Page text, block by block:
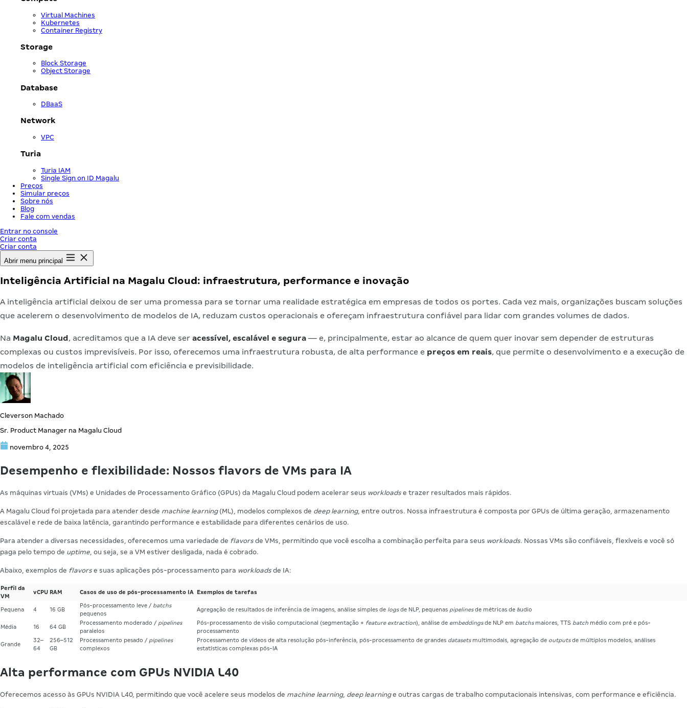
Virtual Machines
Kubernetes
Container Registry
Storage
Block Storage
Object Storage
Database
DBaaS
Network
VPC
Turia
Turia IAM
Single Sign on ID Magalu
Preços
Simular preços
Sobre nós
Blog
Fale com vendas
Entrar no console
Criar conta
Criar conta
Abrir menu principal
Inteligência Artificial na Magalu Cloud: infraestrutura, performance e inovação
A inteligência artificial deixou de ser uma promessa para se tornar uma realidade estratégica em empresas de todos os portes. Cada vez mais, organizações buscam soluções
que acelerem o desenvolvimento de modelos de IA, reduzam custos operacionais e ofereçam infraestrutura confiável para lidar com grandes volumes de dados.
Na Magalu Cloud, acreditamos que a IA deve ser acessível, escalável e segura — e, principalmente, estar ao alcance de quem quer inovar sem depender de estruturas
complexas ou custos imprevisíveis. Por isso, oferecemos uma infraestrutura robusta, de alta performance e preços em reais, que permite o desenvolvimento e a execução de
modelos de inteligência artificial com eficiência e previsibilidade.
Cleverson Machado
Sr. Product Manager na Magalu Cloud
novembro 4, 2025
Desempenho e flexibilidade: Nossos flavors de VMs para IA
As máquinas virtuais (VMs) e Unidades de Processamento Gráfico (GPUs) da Magalu Cloud podem acelerar seus workloads e trazer resultados mais rápidos.
A Magalu Cloud foi projetada para atender desde machine learning(ML), modelos complexos de deep learning, entre outros. Nossa infraestrutura é composta por GPUs de última geração, armazenamento
escalável e rede de baixa latência, garantindo performance e estabilidade para diferentes cenários de uso.
Para atender a diversas necessidades, oferecemos uma variedade de flavors de VMs, permitindo que você escolha a combinação perfeita para seus workloads. Nossas VMs são confiáveis, flexíveis e você só
paga pelo tempo de uptime, ou seja, se a VM estiver desligada, nada é cobrado.
Abaixo, exemplos de flavors e suas aplicações pós-processamento para workloads de IA:
Perfil da
VM
vCPU RAM Casos de uso de pós-processamento IA Exemplos de tarefas
Pequena 4 16 GB
Pós-processamento leve / batchs
pequenos
Agregação de resultados de inferência de imagens, análise simples de logsde NLP, pequenas pipelinesde métricas de áudio
Média 16 64 GB
Processamento moderado / pipelines
paralelos
Pós-processamento de visão computacional (segmentação + feature extraction), análise de embeddingsde NLP em batchsmaiores, TTS batch médio com pré e pós-
processamento
Grande
32–
64
256–512
GB
Processamento pesado / pipelines
complexos
Processamento de vídeos de alta resolução pós-inferência, pós-processamento de grandes datasetsmultimodais, agregação de outputsde múltiplos modelos, análises
estatísticas complexas pós-IA
Alta performance com GPUs NVIDIA L40
Oferecemos acesso às GPUs NVIDIA L40, permitindo que você acelere seus modelos de machine learning, deep learninge outras cargas de trabalho computacionais intensivas, com performance e eficiência.